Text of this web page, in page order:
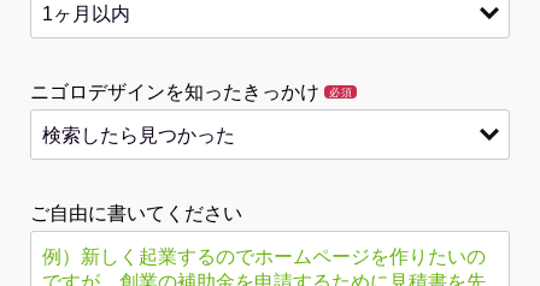
ニゴロデザインを知ったきっかけ 必須
ご自由に書いてください